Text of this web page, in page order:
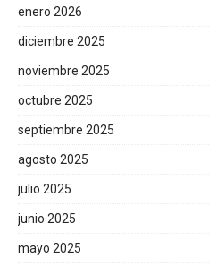
enero 2026
diciembre 2025
noviembre 2025
octubre 2025
septiembre 2025
agosto 2025
julio 2025
junio 2025
mayo 2025